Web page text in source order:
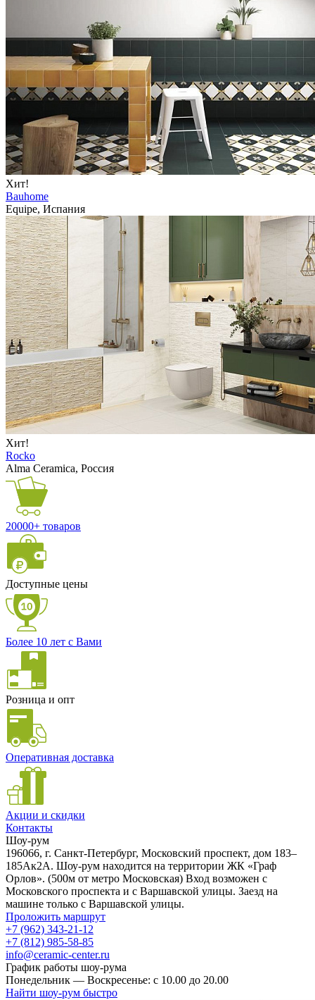
Хит!
Bauhome
Equipe, Испания
Хит!
Rocko
Alma Ceramica, Россия
20000+ товаров
Доступные цены
Более 10 лет с Вами
Розница и опт
Оперативная доставка
Акции и скидки
Контакты
Шоу-рум
196066, г. Санкт-Петербург, Московский проспект, дом 183–
185Ак2А. Шоу-рум находится на территории ЖК «Граф
Орлов». (500м от метро Московская) Вход возможен с
Московского проспекта и с Варшавской улицы. Заезд на
машине только с Варшавской улицы.
Проложить маршрут
+7 (962) 343-21-12
+7 (812) 985-58-85
info@ceramic-center.ru
График работы шоу-рума
Понедельник — Воскресенье: с 10.00 до 20.00
Найти шоу-рум быстро